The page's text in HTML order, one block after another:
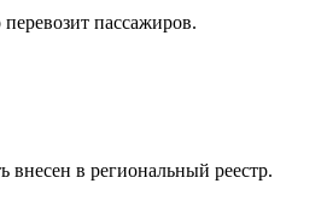
пассажиров.
в региональный реестр.